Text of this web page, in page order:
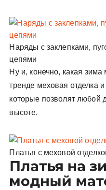
Наряды с заклепками,
цепями
Ну и, конечно, какая
тренде меховая отделка
которые позволят любой
высоте.
Платья с меховой
Платья на
модный